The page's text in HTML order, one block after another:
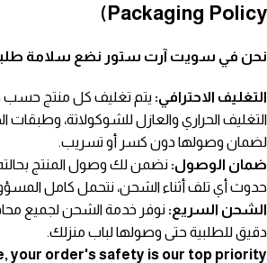
Packaging Policy)
نحن في سويت آرت ستور نضع سلامة طلبك
التغليف الاحترافي: يتم تغليف كل منتج حسب
التغليف الحراري والعازل للشوكولاتة، وطبقات
لضمان وصولها دون كسر أو تسريب.
ضمان الوصول: نضمن لك وصول المنتج
حدوث أي تلف أثناء الشحن، نتحمل كامل
الشحن السريع: نوفر خدمة الشحن لجميع
دقيق للطلبية حتى وصولها لباب منزلك.
your order's safety is our top priority: